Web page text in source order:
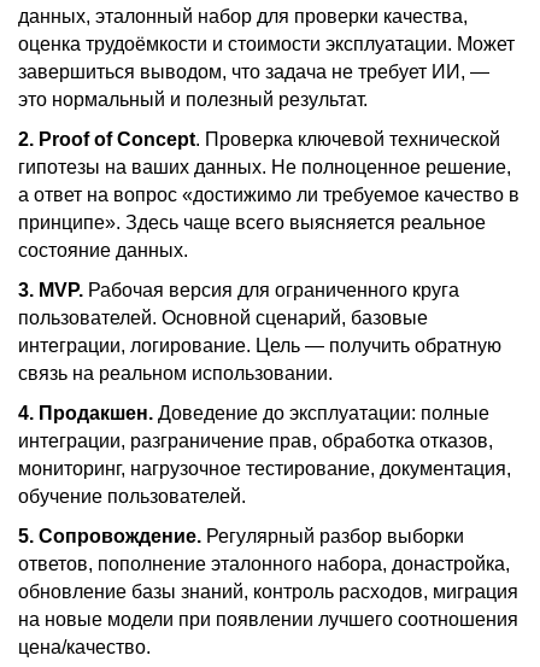
данных, эталонный набор для проверки качества,
оценка трудоёмкости и стоимости эксплуатации. Может
завершиться выводом, что задача не требует ИИ, —
это нормальный и полезный результат.
2. Proof of Concept. Проверка ключевой технической
гипотезы на ваших данных. Не полноценное решение,
а ответ на вопрос «достижимо ли требуемое качество в
принципе». Здесь чаще всего выясняется реальное
состояние данных.
3. MVP. Рабочая версия для ограниченного круга
пользователей. Основной сценарий, базовые
интеграции, логирование. Цель — получить обратную
связь на реальном использовании.
4. Продакшен. Доведение до эксплуатации: полные
интеграции, разграничение прав, обработка отказов,
мониторинг, нагрузочное тестирование, документация,
обучение пользователей.
5. Сопровождение. Регулярный разбор выборки
ответов, пополнение эталонного набора, донастройка,
обновление базы знаний, контроль расходов, миграция
на новые модели при появлении лучшего соотношения
цена/качество.